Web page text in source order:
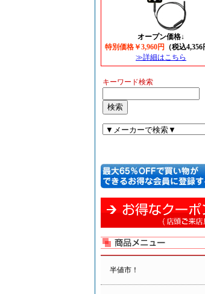
オープン価格↓
特別価格￥3,960円
（税込4,356
≫詳細はこちら
キーワード検索
半値市！